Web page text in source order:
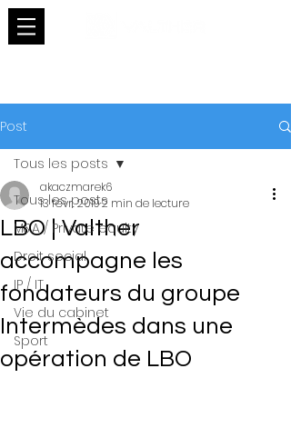
Post
Tous les posts
M&A / Private equity
Droit social
IP / IT
Vie du cabinet
Sport
Tous les posts
LBO | Valther
accompagne les
fondateurs du groupe
Intermèdes dans une
opération de LBO
akaczmarek6
13 févr. 20192 min de lecture